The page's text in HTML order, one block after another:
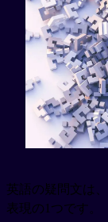
英語の疑問文は
表現の1つです。